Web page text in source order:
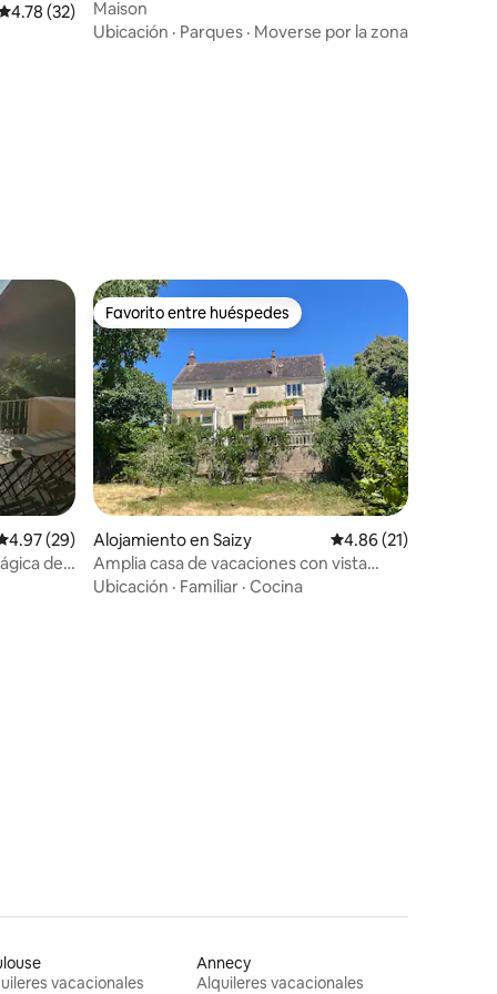
promedio: 4.78 de 5, 32 reseñas
4.78 (32)
étoy
Maison
Ubicación · Parques · Moverse por la zona
promedio: 4.97 de 5, 29 reseñas
4.97 (29)
de
Favorito entre huéspedes
Favorito entre huéspedes
Alojamiento en Saizy Calificación
4.86 (21)
Amplia casa de vacaciones con vista
panorámica
Ubicación · Familiar · Cocina
vacacionales
Annecy
Alquileres vacacionales